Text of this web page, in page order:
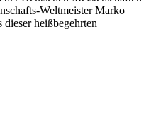
Weltmeister Marko
heißbegehrten